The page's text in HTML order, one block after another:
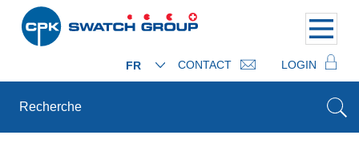
FR CONTACT LOGIN